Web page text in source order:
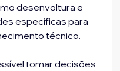
desenvoltura e
específicas para
técnico.
tomar decisões